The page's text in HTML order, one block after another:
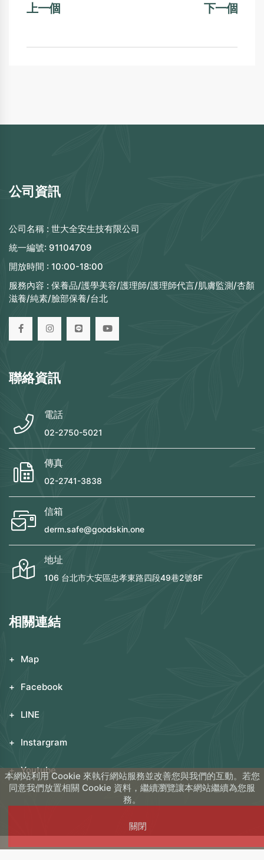
上一個 下一個
公司資訊
公司名稱 : 世大全安生技有限公司
統一編號: 91104709
開放時間 : 10:00-18:00
服務內容 : 保養品/護學美容/護理師/護理師代言/肌膚監測/杏顏
滋養/純素/臉部保養/台北
聯絡資訊
電話
02-2750-5021
傳真
02-2741-3838
信箱
derm.safe@goodskin.one
地址
106 台北市大安區忠孝東路四段49巷2號8F
相關連結
Map
Facebook
LINE
Instargram
Youtube
本網站利用 Cookie 來執行網站服務並改善您與我們的互動。若您
同意我們放置相關 Cookie 資料，繼續瀏覽讓本網站繼續為您服
務。